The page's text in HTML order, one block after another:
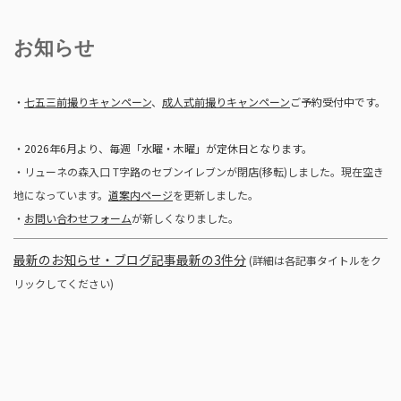
お知らせ
・ 七五三前撮りキャンペーン、 成人式前撮りキャンペーンご予約受付中です。
・2026年6月より、毎週「水曜・木曜」が定休日となります。
・リューネの森入口 T字路のセブンイレブンが閉店(移転)しました。現在空き
地になっています。 道案内ページを更新しました。
・ お問い合わせフォームが新しくなりました。
最新のお知らせ・ブログ記事最新の3件分 (詳細は各記事タイトルをク
リックしてください)